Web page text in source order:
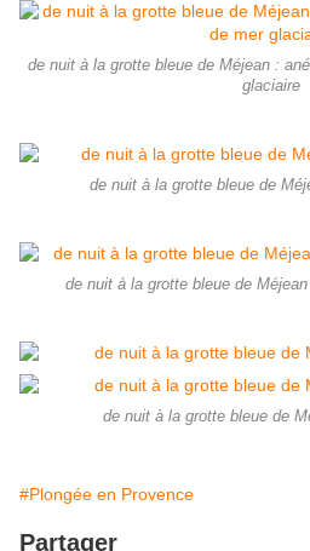
de nuit à la grotte bleue de Méjean :
glaciaire
de nuit à la grotte bleue de
de nuit à la grotte bleue de
de nuit à la grotte bleue de
#Plongée en Provence
Partager